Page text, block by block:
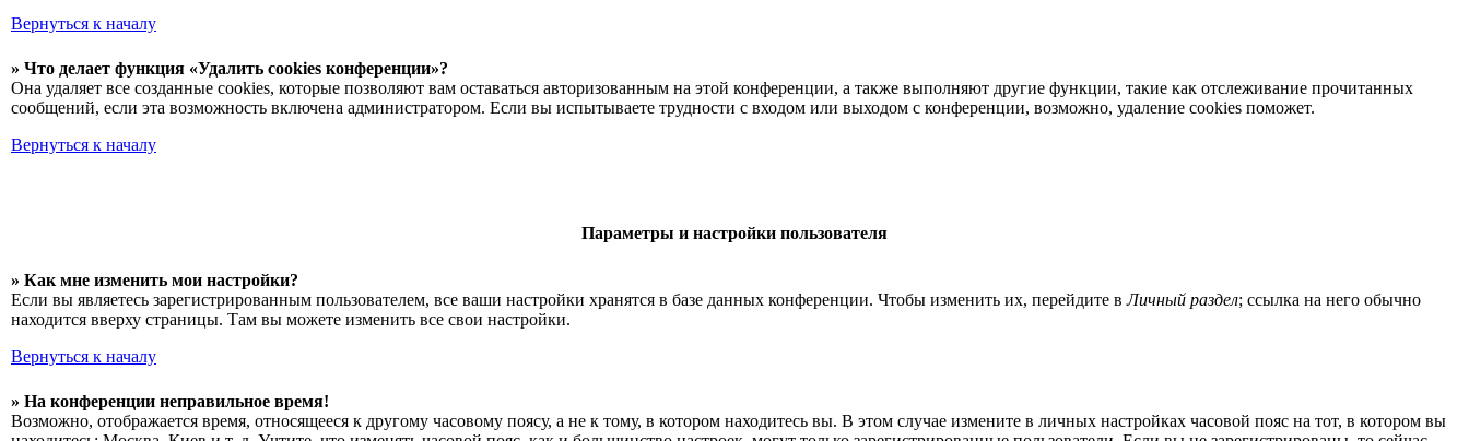
Вернуться к началу
» Что делает функция «Удалить cookies конференции»?
Она удаляет все созданные cookies, которые позволяют вам оставаться авторизованным на этой конференции, а также выполняют другие функции, такие как отслеживание прочитанных
сообщений, если эта возможность включена администратором. Если вы испытываете трудности с входом или выходом с конференции, возможно, удаление cookies поможет.
Вернуться к началу
Параметры и настройки пользователя
» Как мне изменить мои настройки?
Если вы являетесь зарегистрированным пользователем, все ваши настройки хранятся в базе данных конференции. Чтобы изменить их, перейдите вЛичный раздел; ссылка на него обычно
находится вверху страницы. Там вы можете изменить все свои настройки.
Вернуться к началу
» На конференции неправильное время!
Возможно, отображается время, относящееся к другому часовому поясу, а не к тому, в котором находитесь вы. В этом случае измените в личных настройках часовой пояс на тот, в котором вы